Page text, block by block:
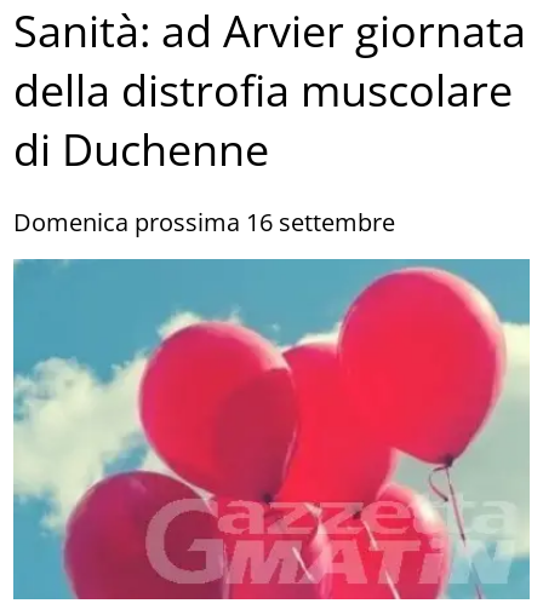
Sanità: ad Arvier giornata
della distrofia muscolare
di Duchenne
Domenica prossima 16 settembre